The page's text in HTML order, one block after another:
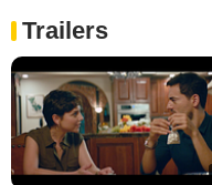
Trailers